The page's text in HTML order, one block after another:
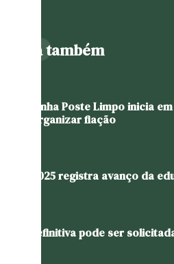
Leia também
Campanha Poste Limpo inicia
para organizar fiação
Ideb 2025 registra avanço da
CNH definitiva pode ser